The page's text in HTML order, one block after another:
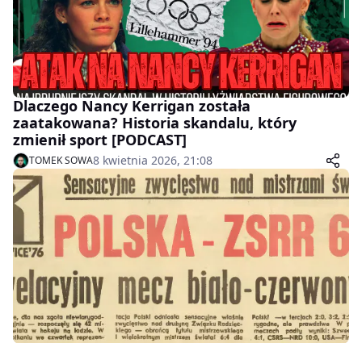
Dlaczego Nancy Kerrigan została
zaatakowana? Historia skandalu, który
zmienił sport [PODCAST]
TOMEK SOWA8 kwietnia 2026, 21:08